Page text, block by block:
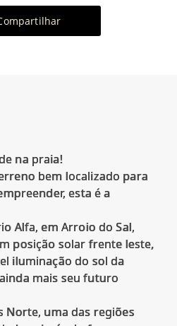
na praia!
bem localizado para
esta é a
Alfa, em Arroio do Sal,
posição solar frente leste,
iluminação do sol da
mais seu futuro
Norte, uma das regiões